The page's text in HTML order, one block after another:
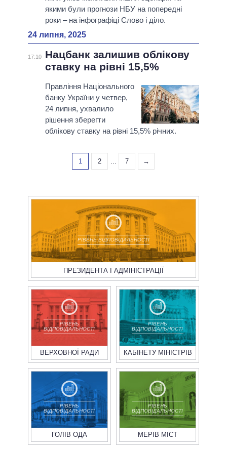
якими були прогнози НБУ на попередні
роки – на інфографіці Слово і діло.
24 липня, 2025
17:10
Нацбанк залишив облікову
ставку на рівні 15,5%
Правління Національного
банку України у четвер,
24 липня, ухвалило
рішення зберегти
облікову ставку на рівні 15,5% річних.
1 2 ... 7 →
РІВЕНЬ ВІДПОВІДАЛЬНОСТІ
ПРЕЗИДЕНТА І АДМІНІСТРАЦІЇ
РІВЕНЬ
ВІДПОВІДАЛЬНОСТІ
ВЕРХОВНОЇ РАДИ
РІВЕНЬ
ВІДПОВІДАЛЬНОСТІ
КАБІНЕТУ МІНІСТРІВ
РІВЕНЬ
ВІДПОВІДАЛЬНОСТІ
ГОЛІВ ОДА
РІВЕНЬ
ВІДПОВІДАЛЬНОСТІ
МЕРІВ МІСТ